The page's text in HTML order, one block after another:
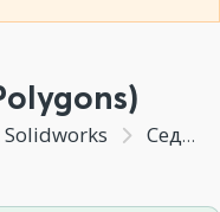
Седмица 3 - Скициране (Sketching) – основни инструменти и техники - Част 2